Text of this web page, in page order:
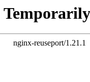
nginx-reuseport/1.21.1